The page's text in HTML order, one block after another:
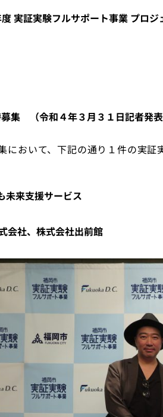
実証実験フルサポート事業 プロジ
集 （令和４年３月３１日記者発表
において、下記の通り１件の実証
未来支援サービス
会社、株式会社出前館